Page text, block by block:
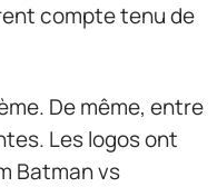
compte tenu de
De même, entre
Les logos ont
Batman vs